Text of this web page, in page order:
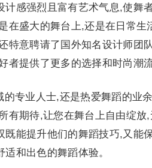
计感强烈且富有艺术气息,使舞
在盛大的舞台上,还是在日常
特意聘请了国外知名设计师团
者提供了更多的选择和时尚潮流
的专业人士,还是热爱舞蹈的业
有期待,让您在舞台上自由绽
既能提升他们的舞蹈技巧,又能
和出色的舞蹈体验。